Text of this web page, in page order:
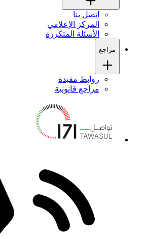
اتصل بنا
المركز الإعلامي
الأسئلة المتكررة
مراجع
روابط مفيدة
مراجع قانونية